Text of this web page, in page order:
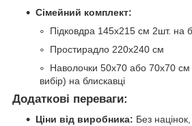
Сімейний комплект:
Підковдра 145х215 см 2шт. на
Простирадло 220х240 см
Наволочки 50х70 або 70х70
вибір) на блискавці
Додаткові переваги:
Ціни від виробника: Без націнок,